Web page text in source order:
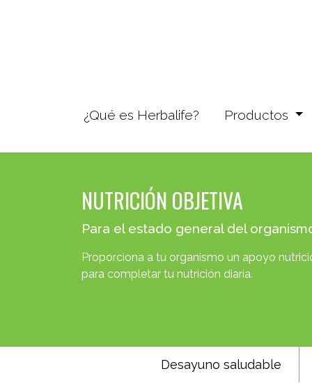
¿Qué es Herbalife? (current)
Productos
NUTRICIÓN OBJETIVA
Para el estado general del
Proporciona a tu organismo un apoyo
para completar tu nutrición diaria.
Desayuno saludable